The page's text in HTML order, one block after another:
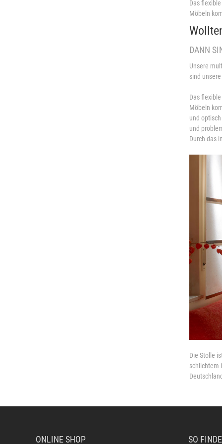
Das
Möbeln
DANN
Unsere
sind
Das
Möbeln
und
und
Durch das
Die Stolle
schlichtem
ONLINE SHOP SO